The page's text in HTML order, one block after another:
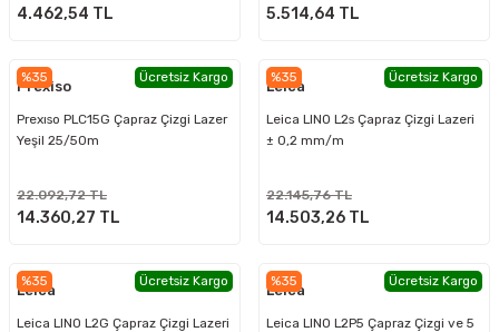
4.462,54 TL 5.514,64 TL
%35 Ücretsiz Kargo
Prexiso
Prexıso PLC15G Çapraz Çizgi Lazer
Yeşil 25/50m
22.092,72 TL
14.360,27 TL
%35 Ücretsiz Kargo
Leica
Leica LINO L2s Çapraz Çizgi Lazeri
± 0,2 mm/m
22.145,76 TL
14.503,26 TL
%35 Ücretsiz Kargo
Leica
Leica LINO L2G Çapraz Çizgi Lazeri
%35 Ücretsiz Kargo
Leica
Leica LINO L2P5 Çapraz Çizgi ve 5